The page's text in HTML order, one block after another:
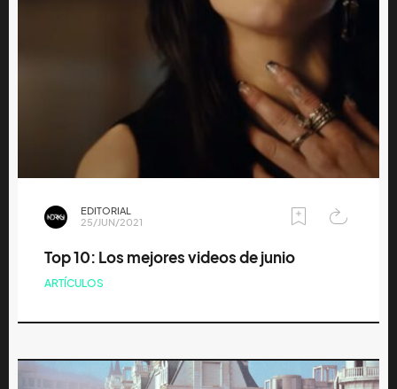
EDITORIAL
25/JUN/2021
Top 10: Los mejores videos de junio
ARTÍCULOS